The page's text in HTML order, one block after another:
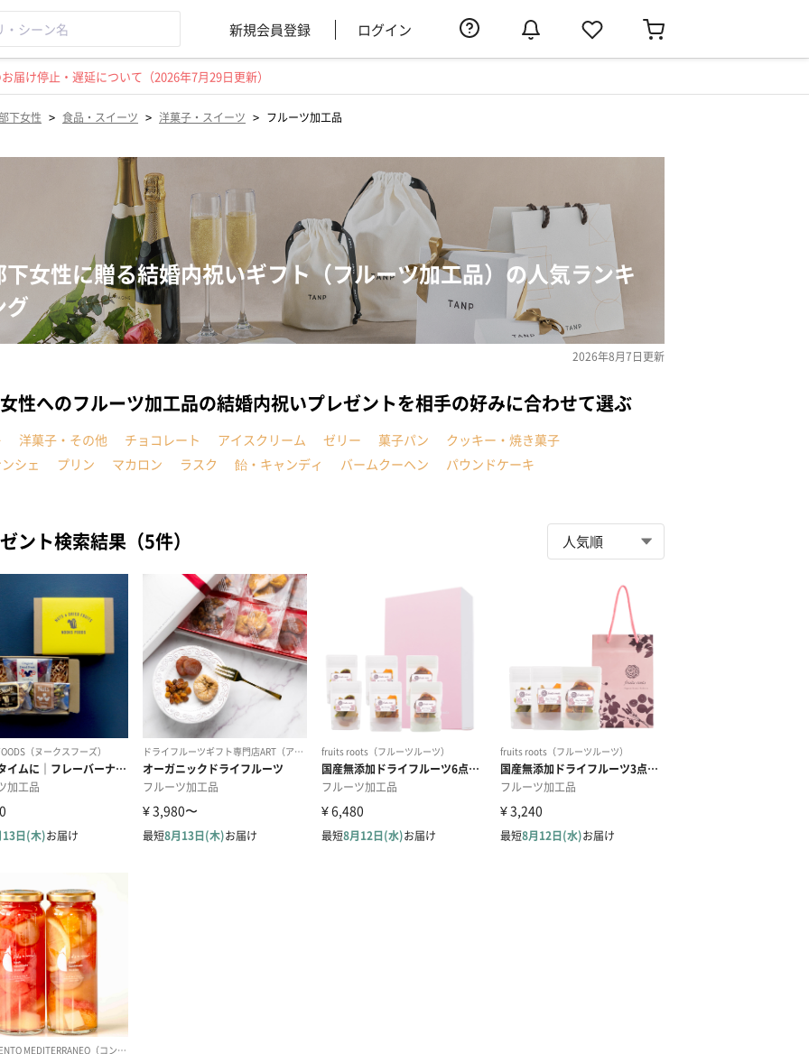
新規会員登録 ログイン
け停止・遅延について（2026年7月29日更新）
下女性 > 食品・スイーツ > 洋菓子・スイーツ > フルーツ加工品
下女性に贈る結婚内祝いギフト（フルーツ加工品）の人気ランキ
グ
2026年8月7日更新
性へのフルーツ加工品の結婚内祝いプレゼントを相手の好みに合わせて選ぶ
洋菓子・その他 チョコレート アイスクリーム ゼリー 菓子パン
クッキー・焼き菓子
シェ
プリン マカロン ラスク 飴・キャンディ バームクーヘン パウンドケーキ
ント検索結果（5件）